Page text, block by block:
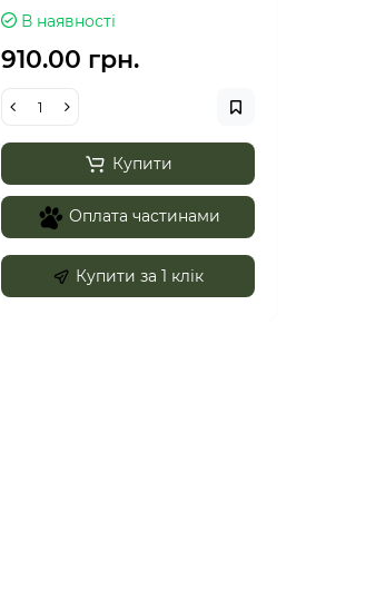
В наявності
910.00 грн.
Купити
Оплата частинами
Купити за 1 клiк